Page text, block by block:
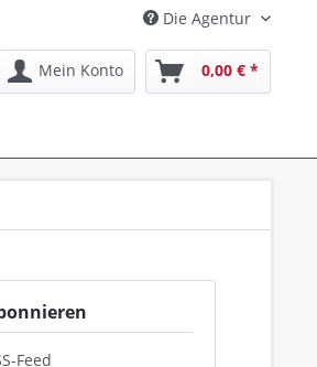
Die Agentur
Mein Konto 0,00 € *
Feed